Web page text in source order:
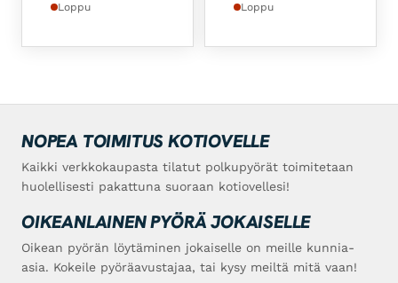
Loppu
Loppu
NOPEA TOIMITUS KOTIOVELLE
Kaikki verkkokaupasta tilatut polkupyörät toimitetaan
huolellisesti pakattuna suoraan kotiovellesi!
OIKEANLAINEN PYÖRÄ JOKAISELLE
Oikean pyörän löytäminen jokaiselle on meille kunnia-
asia. Kokeile pyöräavustajaa, tai kysy meiltä mitä vaan!